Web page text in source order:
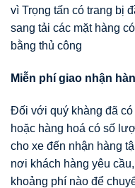
vì Trọng tấn có trang bị
sang tải các mặt hàng
bằng thủ công
Miễn phí giao nhận
Đối với quý khàng đã
hoặc hàng hoá có số
cho xe đến nhận hàng
nơi khách hàng yêu
khoảng phí nào để